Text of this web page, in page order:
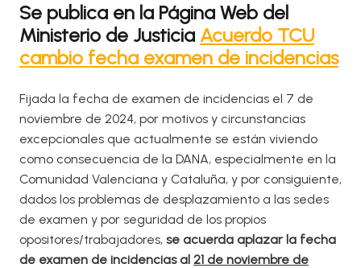
Se publica en la Página Web del
Ministerio de Justicia Acuerdo TCU
cambio fecha examen de incidencias
Fijada la fecha de examen de incidencias el 7 de
noviembre de 2024, por motivos y circunstancias
excepcionales que actualmente se están viviendo
como consecuencia de la DANA, especialmente en la
Comunidad Valenciana y Cataluña, y por consiguiente,
dados los problemas de desplazamiento a las sedes
de examen y por seguridad de los propios
opositores/trabajadores, se acuerda aplazar la fecha
de examen de incidencias al 21 de noviembre de